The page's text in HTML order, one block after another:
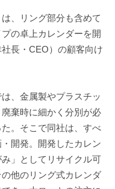
、リング部分も含めて
の卓上カレンダーを開
長・CEO）の顧客向け
、金属製やプラスチッ
棄時に細かく分別が必
。そこで同社は、すべ
開発。開発したカレン
」としてリサイクル可
他のリング式カレンダ